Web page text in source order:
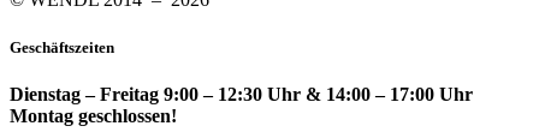
Geschäftszeiten
Dienstag – Freitag 9:00 – 12:30 Uhr & 14:00 – 17:00 Uhr
Montag geschlossen!